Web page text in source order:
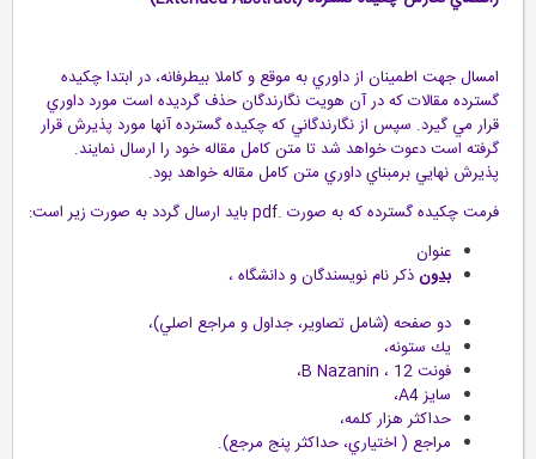
امسال جهت اطمينان از داوري به موقع و كاملا بيطرفانه، در ابتدا چكيده
گسترده مقالات كه در آن هويت نگارندگان حذف گرديده است مورد داوري
قرار مي گيرد. سپس از نگارندگاني كه چكيده گسترده آنها مورد پذيرش قرار
گرفته است دعوت خواهد شد تا متن كامل مقاله خود را ارسال نمايند.
پذيرش نهايي برمبناي داوري متن كامل مقاله خواهد بود.
فرمت چكيده گسترده كه به صورت .pdf بايد ارسال گردد به صورت زير است:
عنوان
بدونذكر نام نويسندگان و دانشگاه ،
دو صفحه (شامل تصاوير، جداول و مراجع اصلي)،
يك ستونه،
فونت 12 ، B Nazanin،
سايز A4،
حداكثر هزار كلمه،
مراجع ( اختياري، حداكثر پنج مرجع).